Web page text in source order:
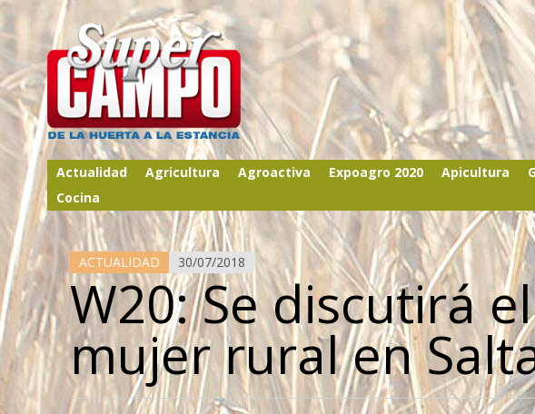
Actualidad Agricultura Agroactiva Expoagro 2020 Apicultura
Cocina
ACTUALIDAD 30/07/2018
W20: Se discutirá
mujer rural en